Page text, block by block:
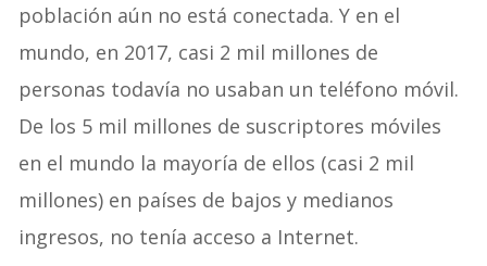
población aún no está conectada. Y en el
mundo, en 2017, casi 2 mil millones de
personas todavía no usaban un teléfono móvil.
De los 5 mil millones de suscriptores móviles
en el mundo la mayoría de ellos (casi 2 mil
millones) en países de bajos y medianos
ingresos, no tenía acceso a Internet.